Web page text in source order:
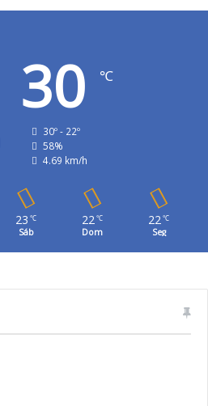
30 ℃
30º - 22º
58%
4.69 km/h
23 ℃
Sáb
22℃
Dom
22℃
Seg